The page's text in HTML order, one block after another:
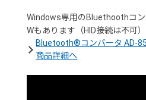
Windows専用のBluethoothコ
Wもあります（HID接続は不可）
Bluetooth®コンバータ AD-
商品詳細へ